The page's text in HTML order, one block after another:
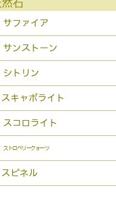
然石
サファイア
サンストーン
シトリン
スキャポライト
スコロライト
ストロベリークォーツ
スピネル